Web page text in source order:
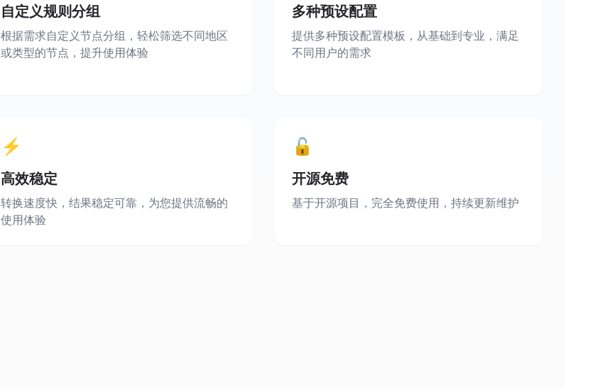
自定义规则分组
根据需求自定义节点分组，轻松筛选不同地区
或类型的节点，提升使用体验
多种预设配置
提供多种预设配置模板，从基础到专业，满足
不同用户的需求
⚡
高效稳定
转换速度快，结果稳定可靠，为您提供流畅的
使用体验
🔓
开源免费
基于开源项目，完全免费使用，持续更新维护